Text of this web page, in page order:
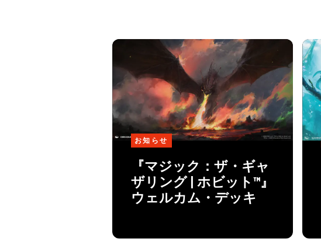
お知らせ
『マジック：ザ・ギャ
ザリング | ホビット™』
ウェルカム・デッキ